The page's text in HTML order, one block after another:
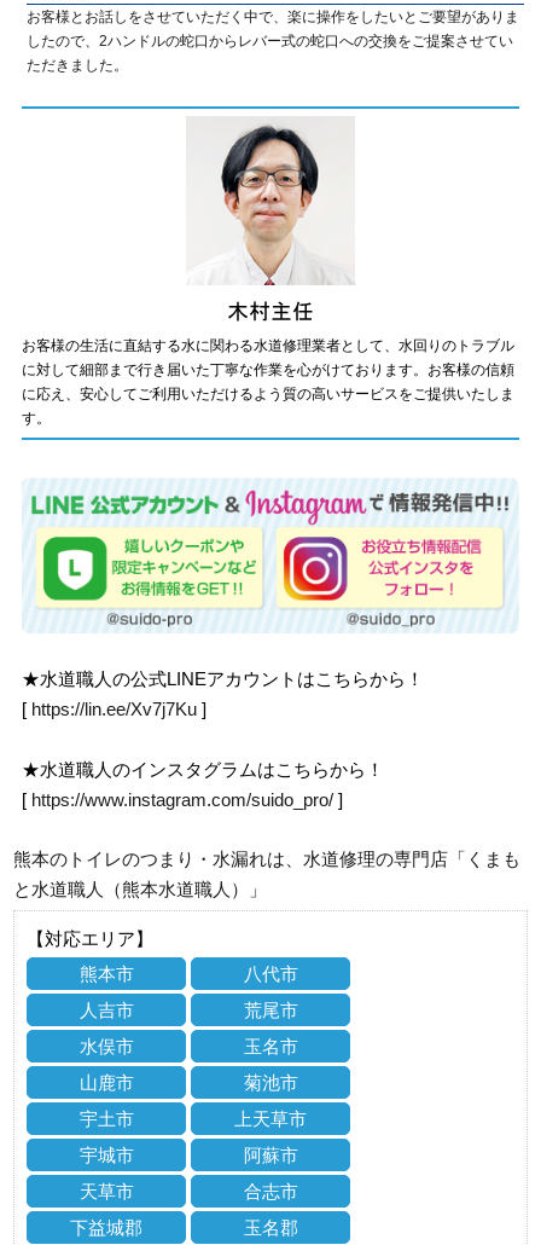
お客様とお話しをさせていただく中で、楽に操作をしたいとご要望がありま
したので、2ハンドルの蛇口からレバー式の蛇口への交換をご提案させてい
ただきました。
お客様の生活に直結する水に関わる水道修理業者として、水回りのトラブル
に対して細部まで行き届いた丁寧な作業を心がけております。お客様の信頼
に応え、安心してご利用いただけるよう質の高いサービスをご提供いたしま
す。
★水道職人の公式LINEアカウントはこちらから！
[ https://lin.ee/Xv7j7Ku ]
★水道職人のインスタグラムはこちらから！
[ https://www.instagram.com/suido_pro/ ]
熊本のトイレのつまり・水漏れは、水道修理の専門店「くまも
と水道職人（熊本水道職人）」
【対応エリア】
熊本市
八代市
人吉市
荒尾市
水俣市
玉名市
山鹿市
菊池市
宇土市
上天草市
宇城市
阿蘇市
天草市
合志市
下益城郡
玉名郡